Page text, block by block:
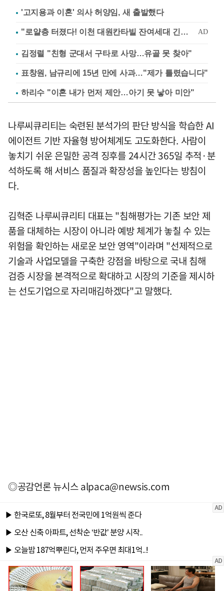
'고지용과 이혼' 의사 허양임, 새 출발했다
김정렬 "친형 군대서 구타로 사망…유골 못 찾아"
표창원, 남규리에 15년 만에 사과…"제가 틀렸습니다"
하리수 "이혼 내가 먼저 제안…아기 못 낳아 미안"
나루씨큐리티는 숙련된 분석가의 판단 방식을 학습한 AI
에이전트 기반 자율형 방어체계도 고도화한다. 사람이
놓치기 쉬운 은밀한 공격 징후를 24시간 365일 추적·분
석하도록 해 서비스 품질과 확장성을 높인다는 방침이
다.
김혁준 나루씨큐리티 대표는 "침해평가는 기존 보안 제
품을 대체하는 시장이 아니라 예방 체계가 놓칠 수 있는
위험을 확인하는 새로운 보안 영역"이라며 "선제적으로
기술과 사업모델을 구축한 강점을 바탕으로 국내 침해
검증 시장을 본격적으로 확대하고 시장의 기준을 제시하
는 선도기업으로 자리매김하겠다"고 말했다.
◎공감언론 뉴시스alpaca@newsis.com